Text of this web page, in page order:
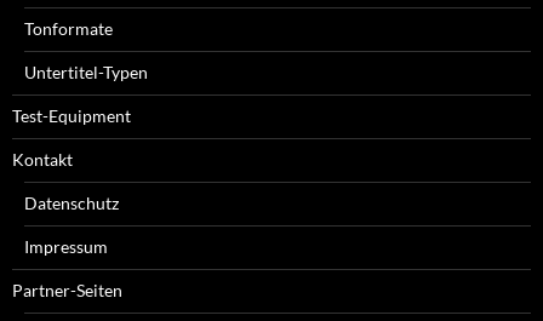
Tonformate
Untertitel-Typen
Test-Equipment
Kontakt
Datenschutz
Impressum
Partner-Seiten